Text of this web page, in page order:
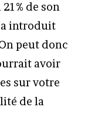
de son
a introduit
peut donc
avoir
sur votre
de la